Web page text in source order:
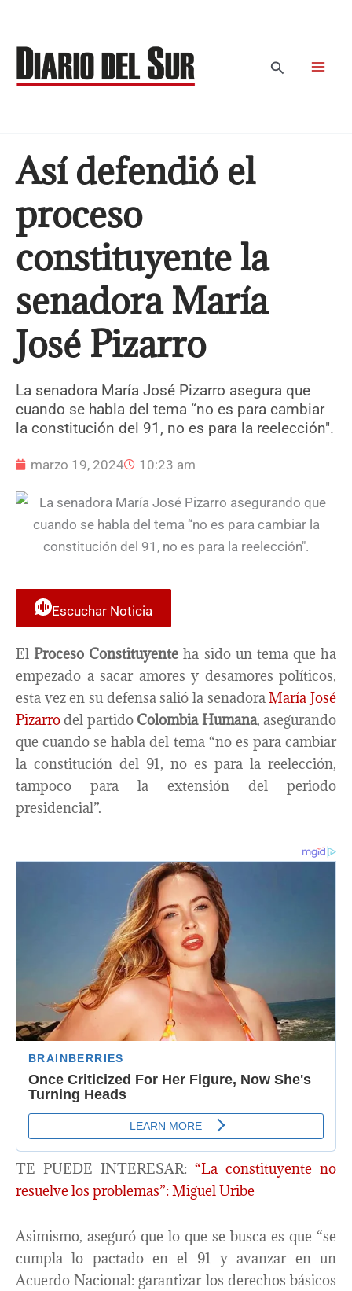
contenido
Buscar
Así defendió el
proceso
constituyente la
senadora María
José Pizarro
La senadora María José Pizarro asegura que
cuando se habla del tema “no es para cambiar
la constitución del 91, no es para la reelección".
marzo 19, 2024 10:23 am
Escuchar Noticia
ElProceso Constituyenteha sido un tema que ha
empezado a sacar amores y desamores políticos,
esta vez en su defensa salió la senadoraMaría José
Pizarrodel partido Colombia Humana, asegurando
que cuando se habla del tema “no es para cambiar
la constitución del 91, no es para la reelección,
tampoco para la extensión del periodo
presidencial”.
TE PUEDE INTERESAR: “La constituyente no
resuelve los problemas”: Miguel Uribe
Asimismo, aseguró que lo que se busca es que “se
cumpla lo pactado en el 91 y avanzar en un
Acuerdo Nacional: garantizar los derechos básicos